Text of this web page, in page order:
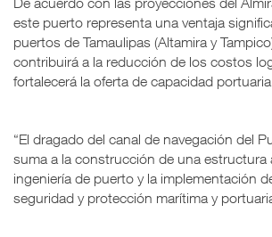
este puerto representa una ventaja
puertos de Tamaulipas (Altamira y
contribuirá a la reducción de los costos
fortalecerá la oferta de capacidad portuaria.
“El dragado del canal de navegación del
suma a la construcción de una estructura
ingeniería de puerto y la implementación
seguridad y protección marítima y